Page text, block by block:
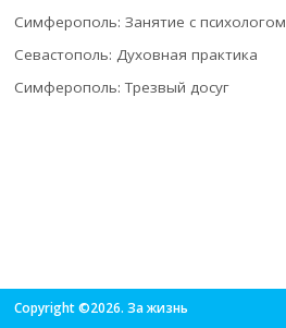
Симферополь: Занятие с психологом
Севастополь: Духовная практика
Симферополь: Трезвый досуг
Copyright ©2026. За жизнь